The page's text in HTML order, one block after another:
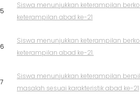
5
Siswa menunjukkan keterampilan
keterampilan abad ke-21
6
Siswa menunjukkan keterampilan
keterampilan abad ke-21.
7
Siswa menunjukkan keterampilan
masalah sesuai karakteristik abad ke-21